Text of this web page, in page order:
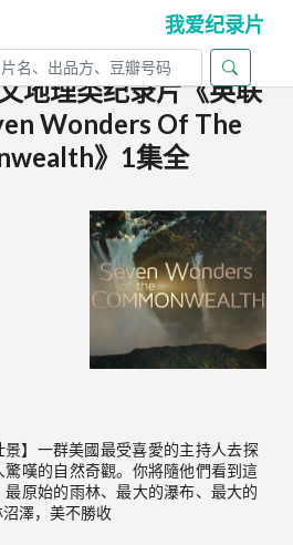
我爱纪录片
地理类纪录片《英联
Wonders Of The
》1集全
景】一群美國最受喜愛的主持人去探
嘆的自然奇觀。你將隨他們看到這
原始的雨林、最大的瀑布、最大的
澤，美不勝收